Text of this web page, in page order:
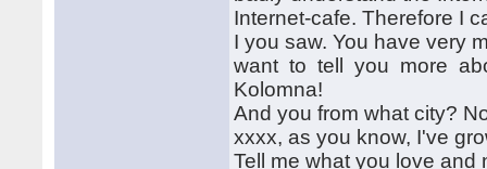
Internet-cafe. Therefore I
I you saw. You have very
want to tell you more
Kolomna!
And you from what city?
xxxx, as you know, I've
Tell me what you love and